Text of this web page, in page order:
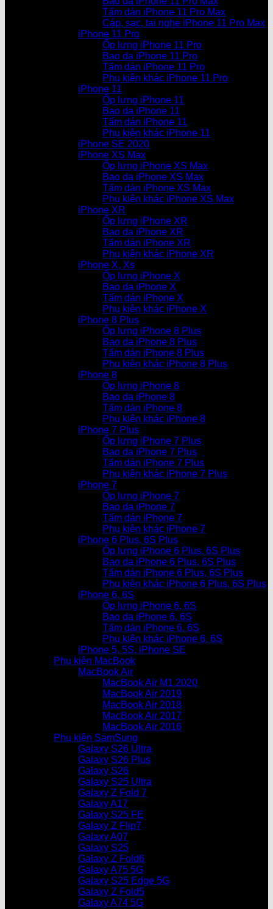
Tấm dán iPhone 11 Pro Max
Cáp, sạc, tai nghe iPhone 11 Pro Max
iPhone 11 Pro
Ốp lưng iPhone 11 Pro
Bao da iPhone 11 Pro
Tấm dán iPhone 11 Pro
Phụ kiện khác iPhone 11 Pro
iPhone 11
Ốp lưng iPhone 11
Bao da iPhone 11
Tấm dán iPhone 11
Phụ kiện khác iPhone 11
iPhone SE 2020
iPhone XS Max
Ốp lưng iPhone XS Max
Bao da iPhone XS Max
Tấm dán iPhone XS Max
Phụ kiện khác iPhone XS Max
iPhone XR
Ốp lưng iPhone XR
Bao da iPhone XR
Tấm dán iPhone XR
Phụ kiện khác iPhone XR
iPhone X, Xs
Ốp lưng iPhone X
Bao da iPhone X
Tấm dán iPhone X
Phụ kiện khác iPhone X
iPhone 8 Plus
Ốp lưng iPhone 8 Plus
Bao da iPhone 8 Plus
Tấm dán iPhone 8 Plus
Phụ kiện khác iPhone 8 Plus
iPhone 8
Ốp lưng iPhone 8
Bao da iPhone 8
Tấm dán iPhone 8
Phụ kiện khác iPhone 8
iPhone 7 Plus
Ốp lưng iPhone 7 Plus
Bao da iPhone 7 Plus
Tấm dán iPhone 7 Plus
Phụ kiện khác iPhone 7 Plus
iPhone 7
Ốp lưng iPhone 7
Bao da iPhone 7
Tấm dán iPhone 7
Phụ kiện khác iPhone 7
iPhone 6 Plus, 6S Plus
Ốp lưng iPhone 6 Plus, 6S Plus
Bao da iPhone 6 Plus, 6S Plus
Tấm dán iPhone 6 Plus, 6S Plus
Phụ kiện khác iPhone 6 Plus, 6S Plus
iPhone 6, 6S
Ốp lưng iPhone 6, 6S
Bao da iPhone 6, 6S
Tấm dán iPhone 6, 6S
Phụ kiện khác iPhone 6, 6S
iPhone 5, 5S, iPhone SE
Phụ kiện MacBook
MacBook Air
MacBook Air M1 2020
MacBook Air 2019
MacBook Air 2018
MacBook Air 2017
MacBook Air 2016
Phụ kiện SamSung
Galaxy S26 Ultra
Galaxy S26 Plus
Galaxy S26
Galaxy S25 Ultra
Galaxy Z Fold 7
Galaxy A17
Galaxy S25 FE
Galaxy Z Flip7
Galaxy A07
Galaxy S25
Galaxy Z Fold6
Galaxy A75 5G
Galaxy S25 Edge 5G
Galaxy Z Fold5
Galaxy A74 5G